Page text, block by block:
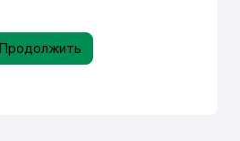
Продолжить